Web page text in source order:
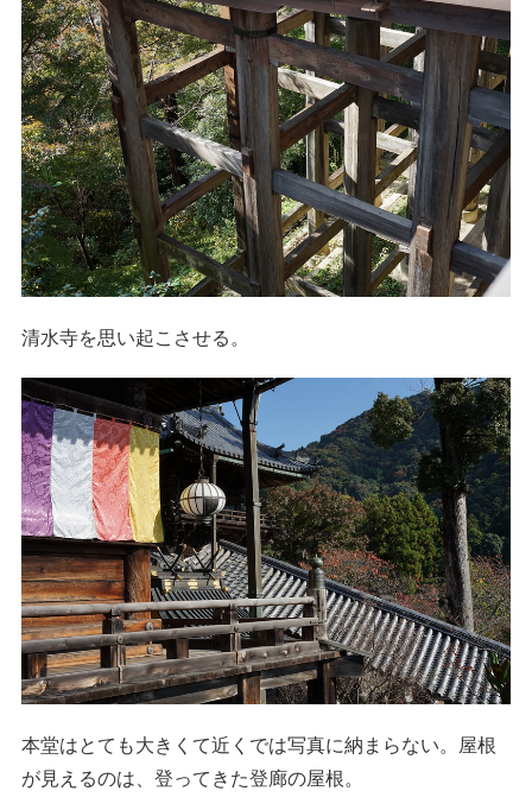
清水寺を思い起こさせる。
本堂はとても大きくて近くでは写真に納まらない。屋根
が見えるのは、登ってきた登廊の屋根。